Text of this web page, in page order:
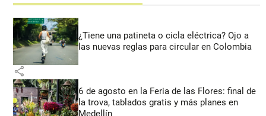
¿Tiene una patineta o cicla eléctrica? Ojo a
las nuevas reglas para circular en Colombia
share
6 de agosto en la Feria de las Flores: final de
la trova, tablados gratis y más planes en
Medellín